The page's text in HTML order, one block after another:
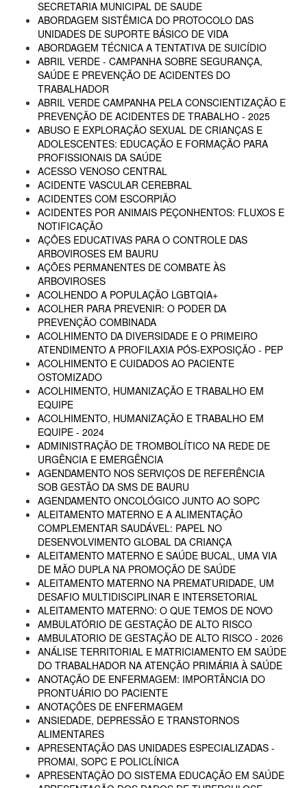
SECRETARIA MUNICIPAL DE SAUDE
ABORDAGEM SISTÊMICA DO PROTOCOLO DAS
UNIDADES DE SUPORTE BÁSICO DE VIDA
ABORDAGEM TÉCNICA A TENTATIVA DE SUICÍDIO
ABRIL VERDE - CAMPANHA SOBRE SEGURANÇA,
SAÚDE E PREVENÇÃO DE ACIDENTES DO
TRABALHADOR
ABRIL VERDE CAMPANHA PELA CONSCIENTIZAÇÃO E
PREVENÇÃO DE ACIDENTES DE TRABALHO - 2025
ABUSO E EXPLORAÇÃO SEXUAL DE CRIANÇAS E
ADOLESCENTES: EDUCAÇÃO E FORMAÇÃO PARA
PROFISSIONAIS DA SAÚDE
ACESSO VENOSO CENTRAL
ACIDENTE VASCULAR CEREBRAL
ACIDENTES COM ESCORPIÃO
ACIDENTES POR ANIMAIS PEÇONHENTOS: FLUXOS E
NOTIFICAÇÃO
AÇÕES EDUCATIVAS PARA O CONTROLE DAS
ARBOVIROSES EM BAURU
AÇÕES PERMANENTES DE COMBATE ÀS
ARBOVIROSES
ACOLHENDO A POPULAÇÃO LGBTQIA+
ACOLHER PARA PREVENIR: O PODER DA
PREVENÇÃO COMBINADA
ACOLHIMENTO DA DIVERSIDADE E O PRIMEIRO
ATENDIMENTO A PROFILAXIA PÓS-EXPOSIÇÃO - PEP
ACOLHIMENTO E CUIDADOS AO PACIENTE
OSTOMIZADO
ACOLHIMENTO, HUMANIZAÇÃO E TRABALHO EM
EQUIPE
ACOLHIMENTO, HUMANIZAÇÃO E TRABALHO EM
EQUIPE - 2024
ADMINISTRAÇÃO DE TROMBOLÍTICO NA REDE DE
URGÊNCIA E EMERGÊNCIA
AGENDAMENTO NOS SERVIÇOS DE REFERÊNCIA
SOB GESTÃO DA SMS DE BAURU
AGENDAMENTO ONCOLÓGICO JUNTO AO SOPC
ALEITAMENTO MATERNO E A ALIMENTAÇÃO
COMPLEMENTAR SAUDÁVEL: PAPEL NO
DESENVOLVIMENTO GLOBAL DA CRIANÇA
ALEITAMENTO MATERNO E SAÚDE BUCAL, UMA VIA
DE MÃO DUPLA NA PROMOÇÃO DE SAÚDE
ALEITAMENTO MATERNO NA PREMATURIDADE, UM
DESAFIO MULTIDISCIPLINAR E INTERSETORIAL
ALEITAMENTO MATERNO: O QUE TEMOS DE NOVO
AMBULATÓRIO DE GESTAÇÃO DE ALTO RISCO
AMBULATORIO DE GESTAÇÃO DE ALTO RISCO - 2026
ANÁLISE TERRITORIAL E MATRICIAMENTO EM SAÚDE
DO TRABALHADOR NA ATENÇÃO PRIMÁRIA À SAÚDE
ANOTAÇÃO DE ENFERMAGEM: IMPORTÂNCIA DO
PRONTUÁRIO DO PACIENTE
ANOTAÇÕES DE ENFERMAGEM
ANSIEDADE, DEPRESSÃO E TRANSTORNOS
ALIMENTARES
APRESENTAÇÃO DAS UNIDADES ESPECIALIZADAS -
PROMAI, SOPC E POLICLÍNICA
APRESENTAÇÃO DO SISTEMA EDUCAÇÃO EM SAÚDE